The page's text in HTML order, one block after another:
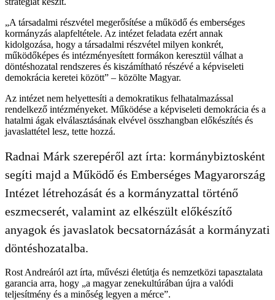
„A társadalmi részvétel megerősítése a működő és emberséges
kormányzás alapfeltétele. Az intézet feladata ezért annak
kidolgozása, hogy a társadalmi részvétel milyen konkrét,
működőképes és intézményesített formákon keresztül válhat a
döntéshozatal rendszeres és kiszámítható részévé a képviseleti
demokrácia keretei között” – közölte Magyar.
Az intézet nem helyettesíti a demokratikus felhatalmazással
rendelkező intézményeket. Működése a képviseleti demokrácia és a
hatalmi ágak elválasztásának elvével összhangban előkészítés és
javaslattétel lesz, tette hozzá.
Radnai Márk szerepéről azt írta: kormánybiztosként
segíti majd a Működő és Emberséges Magyarország
Intézet létrehozását és a kormányzattal történő
eszmecserét, valamint az elkészült előkészítő
anyagok és javaslatok becsatornázását a kormányzati
döntéshozatalba.
Rost Andreáról azt írta, művészi életútja és nemzetközi tapasztalata
garancia arra, hogy „a magyar zenekultúrában újra a valódi
teljesítmény és a minőség legyen a mérce”.